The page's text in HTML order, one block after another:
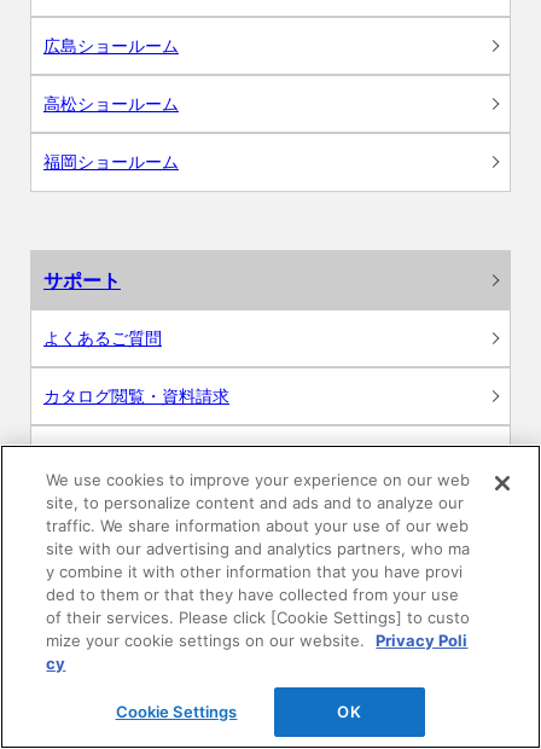
広島ショールーム
高松ショールーム
福岡ショールーム
サポート
よくあるご質問
カタログ閲覧・資料請求
各種データダウンロード
WEB見積・各種シミュレーション
交換用部品の購入
修理・点検
We use cookies to improve your experience on our web
site, to personalize content and ads and to analyze our
traffic. We share information about your use of our web
site with our advertising and analytics partners, who ma
y combine it with other information that you have provi
ded to them or that they have collected from your use
of their services. Please click [Cookie Settings] to custo
mize your cookie settings on our website.
Privacy Poli
cy
Cookie Settings OK